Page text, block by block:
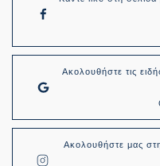
Ακολουθήστε τις
Ακολουθήστε μας